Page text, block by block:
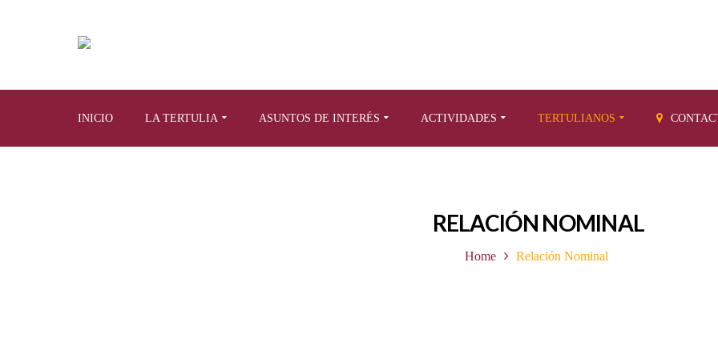
INICIO LA TERTULIA ASUNTOS DE INTERÉS ACTIVIDADES TERTULIANOS
RELACIÓN NOMINAL
Home Relación Nominal